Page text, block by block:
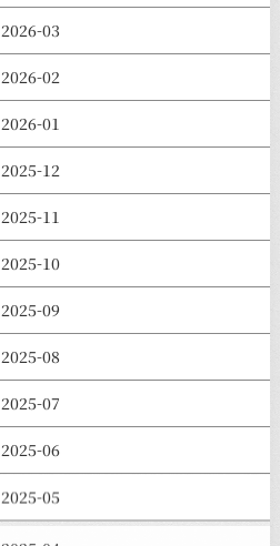
2026-03
2026-02
2026-01
2025-12
2025-11
2025-10
2025-09
2025-08
2025-07
2025-06
2025-05